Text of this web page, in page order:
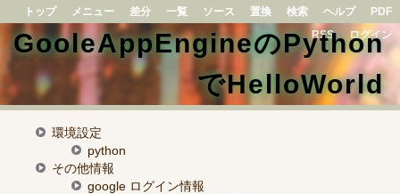
トップ メニュー 差分 一覧 ソース 置換 検索 ヘルプ
PDF
RSS
ログイン
GooleAppEngineのPython
でHelloWorld
環境設定
python
その他情報
google ログイン情報